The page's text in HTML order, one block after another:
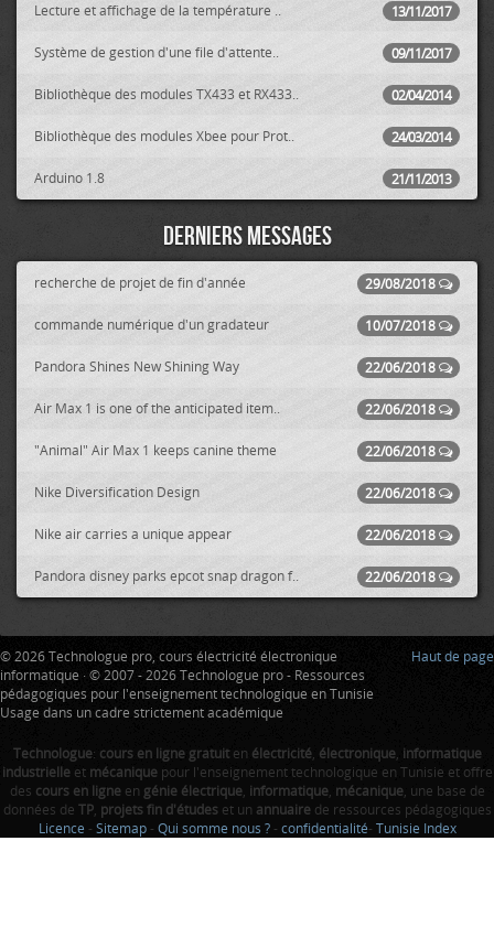
13/11/2017
Lecture et affichage de la température ..
09/11/2017
Système de gestion d'une file d'attente..
02/04/2014
Bibliothèque des modules TX433 et RX433..
24/03/2014
Bibliothèque des modules Xbee pour Prot..
21/11/2013
Arduino 1.8
Derniers messages
29/08/2018
recherche de projet de fin d'année
10/07/2018
commande numérique d'un gradateur
22/06/2018
Pandora Shines New Shining Way
22/06/2018
Air Max 1 is one of the anticipated item..
22/06/2018
"Animal" Air Max 1 keeps canine theme
22/06/2018
Nike Diversification Design
22/06/2018
Nike air carries a unique appear
22/06/2018
Pandora disney parks epcot snap dragon f..
Haut de page
© 2026 Technologue pro, cours électricité électronique
informatique · © 2007 - 2026 Technologue pro - Ressources
pédagogiques pour l'enseignement technologique en Tunisie
Usage dans un cadre strictement académique
Technologue: cours en ligne gratuiten électricité, électronique, informatique
industrielleet mécaniquepour l'enseignement technologique en Tunisie et offre
des cours en ligneen génie électrique, informatique, mécanique, une base de
données de TP, projets fin d'étudeset un annuairede ressources pédagogiques
Licence - Sitemap - Qui somme nous ? - confidentialité- Tunisie Index